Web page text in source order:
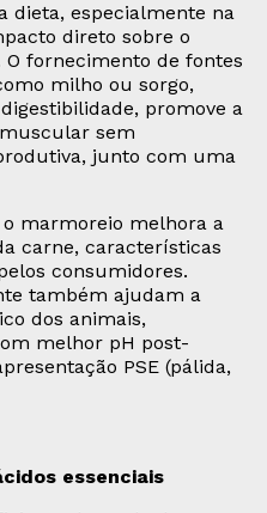
dieta, especialmente na
direto sobre o
fornecimento de fontes
milho ou sorgo,
promove a
sem
junto com uma
marmoreio melhora a
carne, características
consumidores.
também ajudam a
dos animais,
melhor pH post-
PSE (pálida,
essenciais